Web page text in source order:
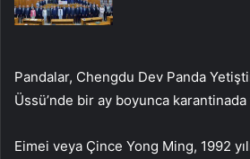
Pandalar, Chengdu Dev Panda
Üssü’nde bir ay boyunca
Eimei veya Çince Yong Ming, 1992